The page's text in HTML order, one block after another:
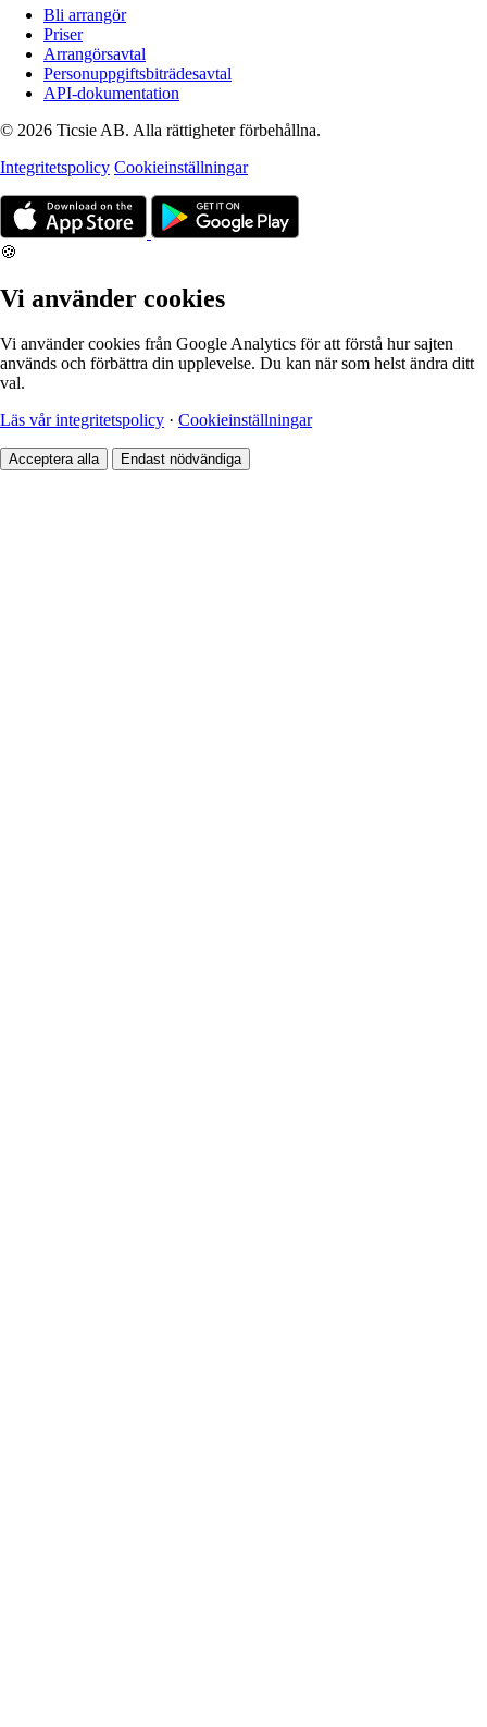
Bli arrangör
Priser
Arrangörsavtal
Personuppgiftsbiträdesavtal
API-dokumentation
© 2026 Ticsie AB. Alla rättigheter förbehållna.
Integritetspolicy Cookieinställningar
🍪
Vi använder cookies
Vi använder cookies från Google Analytics för att förstå hur sajten
används och förbättra din upplevelse. Du kan när som helst ändra ditt
val.
Läs vår integritetspolicy · Cookieinställningar
Acceptera alla Endast nödvändiga